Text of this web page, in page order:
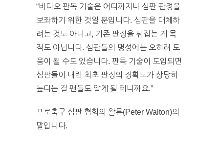
“비디오 판독 기술은 어디까지나 심판 판정을
보좌하기 위한 것일 뿐입니다. 심판을 대체하
려는 것도 아니고, 기존 판정을 뒤집는 게 목
적도 아닙니다. 심판들의 명성에는 오히려 도
움이 될 수도 있습니다. 판독 기술이 도입되면
심판들이 내린 최초 판정의 정확도가 상당히
높다는 걸 팬들도 알게 될 테니까요.”
프로축구 심판 협회의 왈튼(Peter Walton)의
말입니다.